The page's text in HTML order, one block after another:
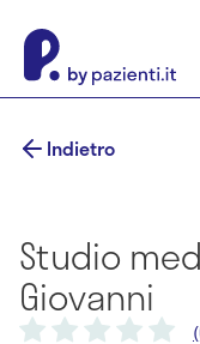
Indietro
Studio
Giovanni